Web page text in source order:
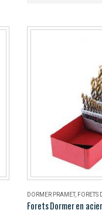
DORMER PRAMET , FORETS
Forets Dormer en